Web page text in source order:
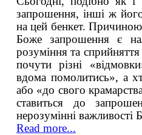
запрошення, інші ж
на цей бенкет. Причиною
Боже запрошення є
розуміння та
почути різні
вдома помолитись», а
або «до свого
ставиться до
нерозумінні важливості
Read more...